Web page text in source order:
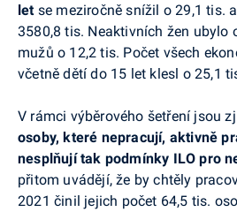
let se meziročně snížil o 29,1 tis.
3580,8 tis. Neaktivních žen ubylo
mužů o 12,2 tis. Počet všech
včetně dětí do 15 let klesl o 25,1
V rámci výběrového šetření jsou
osoby, které nepracují, aktivně
nesplňují tak podmínky ILO pro
přitom uvádějí, že by chtěly
2021 činil jejich počet 64,5 tis.